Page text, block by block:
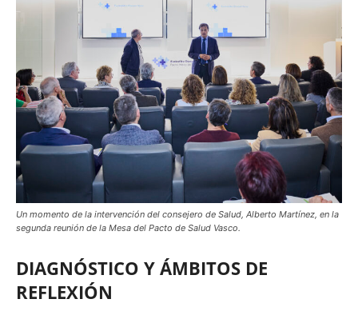
Un momento de la intervención del consejero de Salud, Alberto Martínez, en la
segunda reunión de la Mesa del Pacto de Salud Vasco.
DIAGNÓSTICO Y ÁMBITOS DE
REFLEXIÓN